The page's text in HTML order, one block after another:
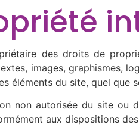
des droits de
images, graphismes,
éléments du site, quel que
non autorisée du site ou
aux dispositions